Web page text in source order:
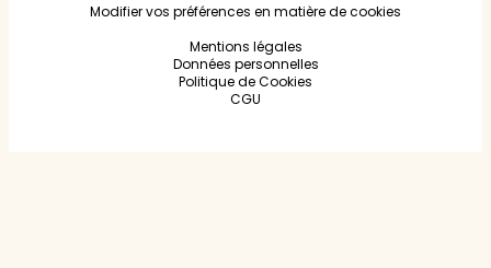
Modifier vos préférences en matière de cookies
Mentions légales
Données personnelles
Politique de Cookies
CGU